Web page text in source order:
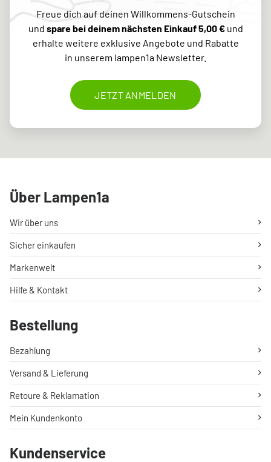
Freue dich auf deinen Willkommens-Gutschein
und spare bei deinem nächsten Einkauf 5,00 €und
erhalte weitere exklusive Angebote und Rabatte
in unserem lampen1a Newsletter.
JETZT ANMELDEN
Über Lampen1a
Wir über uns
Sicher einkaufen
Markenwelt
Hilfe & Kontakt
Bestellung
Bezahlung
Versand & Lieferung
Retoure & Reklamation
Mein Kundenkonto
Kundenservice